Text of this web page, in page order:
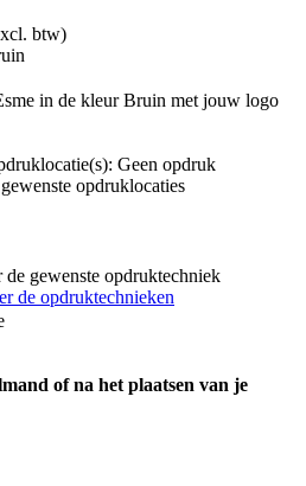
btw)
Geen opdruk
opdruklocaties
de gewenste opdruktechniek
de opdruktechnieken
of na het plaatsen van je